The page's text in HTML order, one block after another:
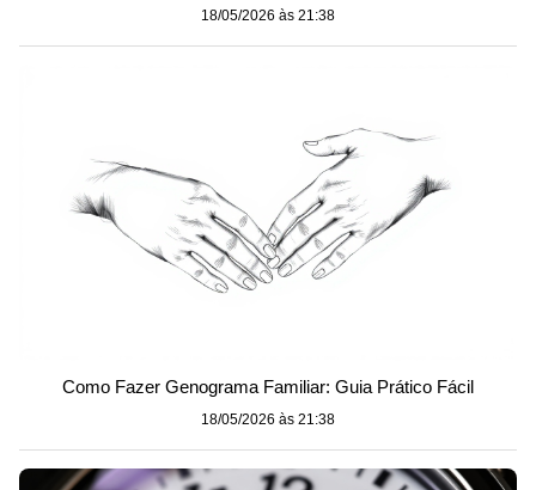
18/05/2026 às 21:38
Como Fazer Genograma Familiar: Guia Prático Fácil
18/05/2026 às 21:38